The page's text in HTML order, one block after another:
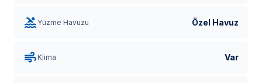
Yüzme Havuzu Özel Havuz
Klima Var